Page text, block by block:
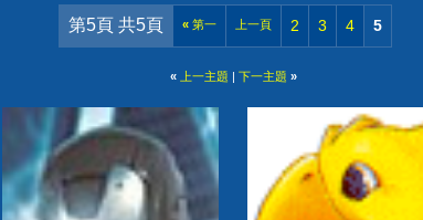
第5頁 共5頁 « 第一 上一頁 2 3 4 5
« 上一主題 | 下一主題 »